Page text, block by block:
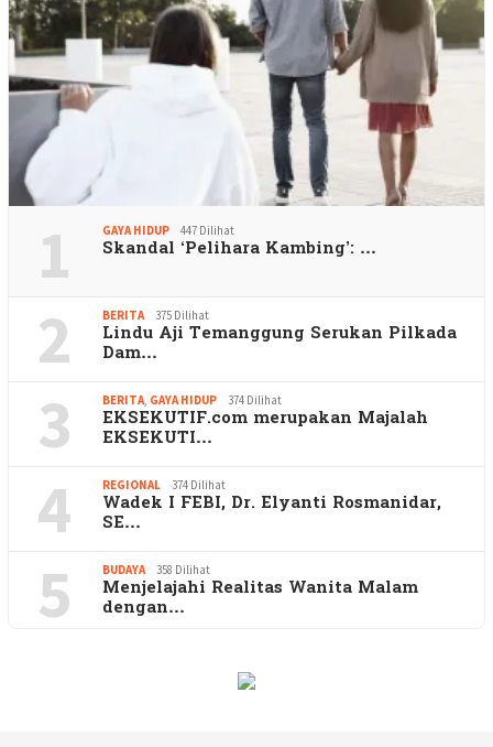
1 GAYA HIDUP 447 Dilihat
Skandal ‘Pelihara Kambing’: …
2 BERITA 375 Dilihat
Lindu Aji Temanggung Serukan Pilkada
Dam…
3 BERITA GAYA HIDUP 374 Dilihat
EKSEKUTIF.com merupakan Majalah
EKSEKUTI…
4 REGIONAL 374 Dilihat
Wadek I FEBI, Dr. Elyanti Rosmanidar,
SE…
5 BUDAYA 358 Dilihat
Menjelajahi Realitas Wanita Malam
dengan…